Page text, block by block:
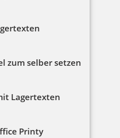
zum selber setzen
Lagertexten
Printy